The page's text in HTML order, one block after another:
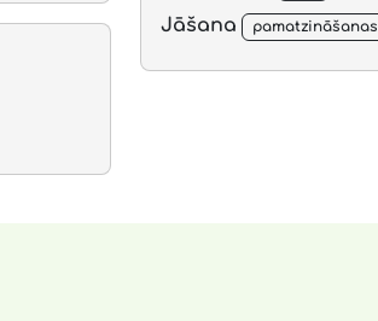
Jāšana pamatzināšanas